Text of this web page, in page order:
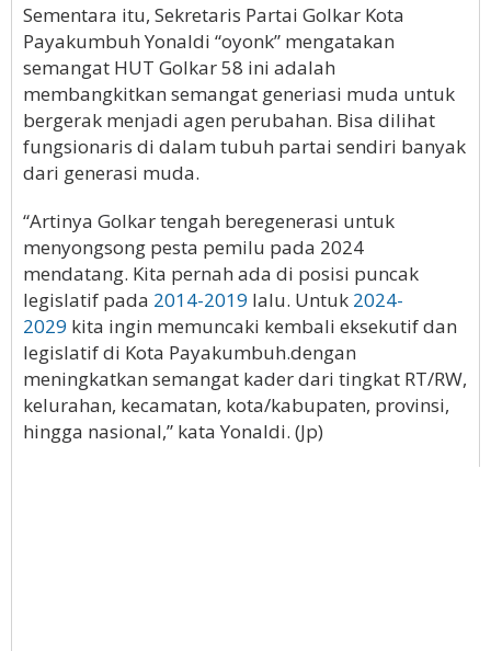
Sementara itu, Sekretaris Partai Golkar Kota
Payakumbuh Yonaldi “oyonk” mengatakan
semangat HUT Golkar 58 ini adalah
membangkitkan semangat generiasi muda untuk
bergerak menjadi agen perubahan. Bisa dilihat
fungsionaris di dalam tubuh partai sendiri banyak
dari generasi muda.
“Artinya Golkar tengah beregenerasi untuk
menyongsong pesta pemilu pada 2024
mendatang. Kita pernah ada di posisi puncak
legislatif pada 2014-2019 lalu. Untuk 2024-
2029 kita ingin memuncaki kembali eksekutif dan
legislatif di Kota Payakumbuh.dengan
meningkatkan semangat kader dari tingkat RT/RW,
kelurahan, kecamatan, kota/kabupaten, provinsi,
hingga nasional,” kata Yonaldi. (Jp)